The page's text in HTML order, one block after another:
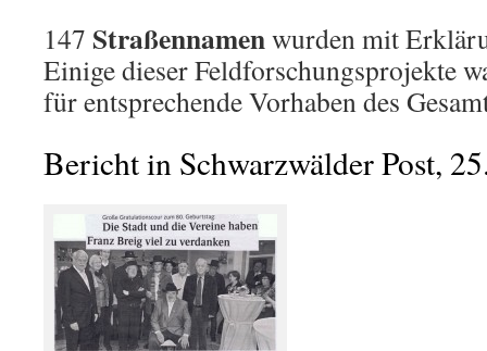
147 Straßennamenwurden mit
Einige dieser Feldforschungsprojekte
für entsprechende Vorhaben des
Bericht in Schwarzwälder Post,